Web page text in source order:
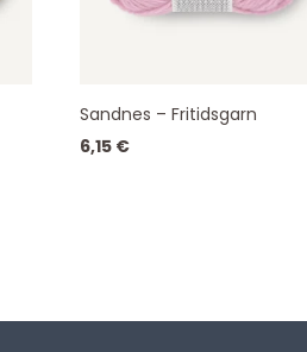
Sandnes – Fritidsgarn
6,15 €